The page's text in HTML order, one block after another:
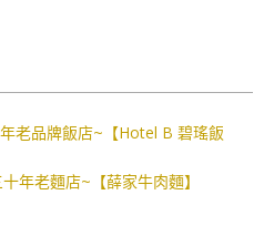
老品牌飯店~【Hotel B 碧瑤飯
年老麵店~【薛家牛肉麵】